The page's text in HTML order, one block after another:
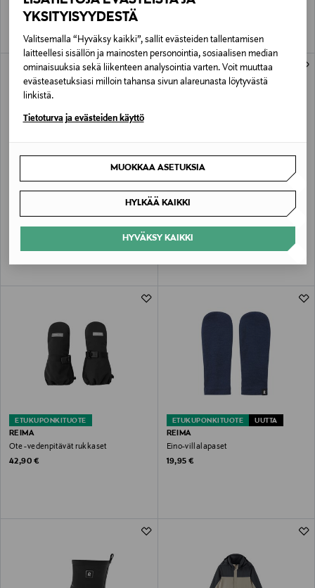
YKSITYISYYDESTÄ
Valitsemalla “Hyväksy kaikki”, sallit evästeiden tallentamisen
laitteellesi sisällön ja mainosten personointia, sosiaalisen median
ominaisuuksia sekä liikenteen analysointia varten. Voit muuttaa
evästeasetuksiasi milloin tahansa sivun alareunasta löytyvästä
linkistä.
Tietoturva ja evästeiden käyttö
MUOKKAA ASETUKSIA
HYLKÄÄ KAIKKI
HYVÄKSY KAIKKI
Discounted Price
59,40 € Original Price
99,95 €
REIMA
Original Price
26,95 €
ETUKUPONKITUOTE
REIMA
Ote -vedenpitävät rukkaset
Original Price
42,90 €
ETUKUPONKITUOTE UUTTA
REIMA
Eino-villalapaset
Original Price
19,95 €